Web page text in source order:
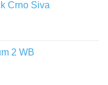
Crno Siva
2 WB